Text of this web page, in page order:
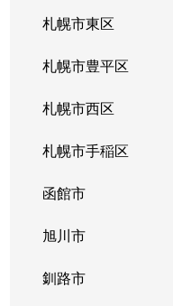
札幌市東区
札幌市豊平区
札幌市西区
札幌市手稲区
函館市
旭川市
釧路市